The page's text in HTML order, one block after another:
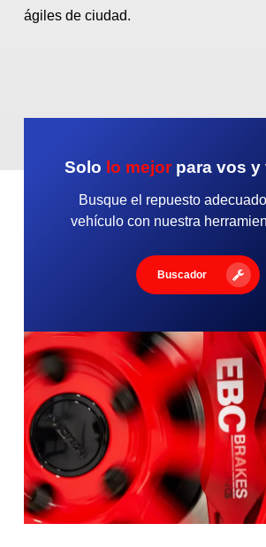
ágiles de ciudad.
Solo lo mejor para vos y
Busque el repuesto
vehículo con nuestra
Buscador